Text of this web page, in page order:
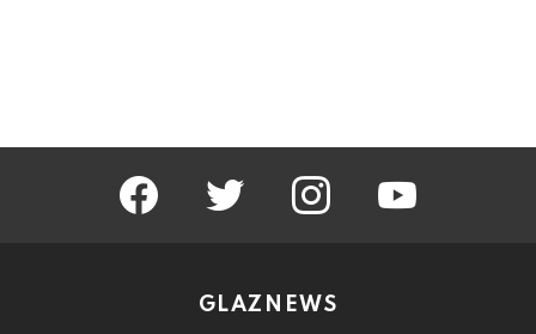
facebook twitter instagram youtube
GLAZNEWS